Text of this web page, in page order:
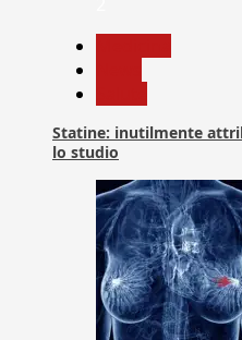
Statine: inutilmente
lo studio